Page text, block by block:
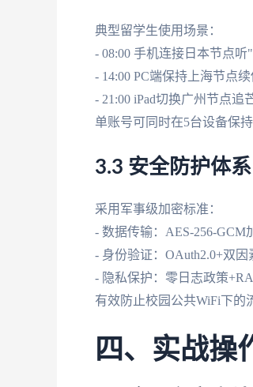
典型留学生使用场景：
- 08:00 手机连接日本节点
- 14:00 PC端保持上海节点
- 21:00 iPad切换广州节点追
单账号可同时在5台设备保
3.3 安全防护体系
采用军事级加密标准：
- 数据传输：AES-256-GCM
- 身份验证：OAuth2.0+双因
- 隐私保护：零日志政策
有效防止校园公共WiFi下的
四、实战操